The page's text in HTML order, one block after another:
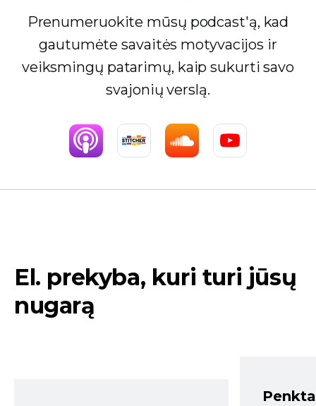
Prenumeruokite mūsų podcast'ą, kad
gautumėte savaitės motyvacijos ir
veiksmingų patarimų, kaip sukurti savo
svajonių verslą.
El. prekyba, kuri turi jūsų
nugarą